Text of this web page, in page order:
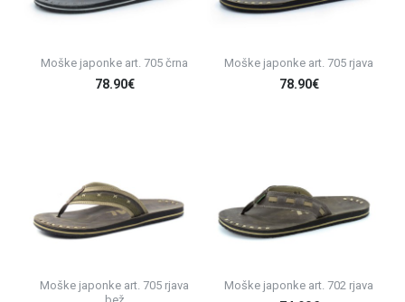
Moške japonke art. 705 črna
78.90€
Moške japonke art. 705 rjava
78.90€
Moške japonke art. 705 rjava
Moške japonke art. 702 rjava